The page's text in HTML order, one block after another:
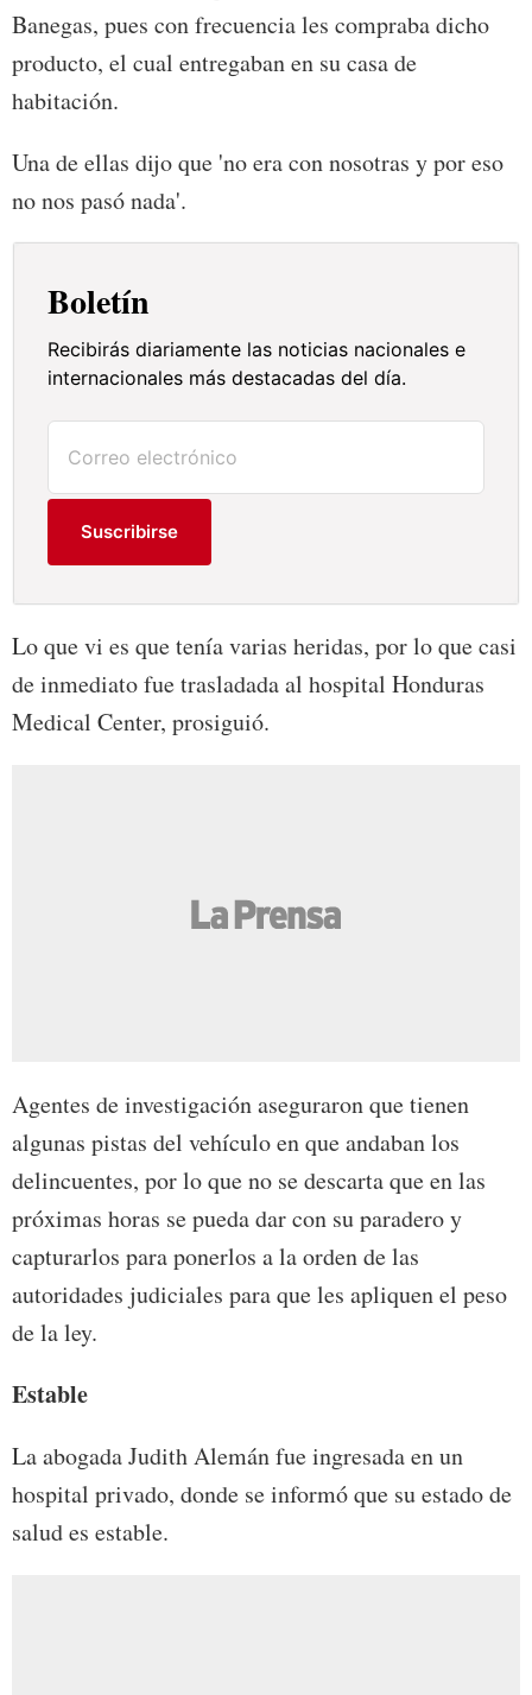
Banegas, pues con frecuencia les compraba dicho
producto, el cual entregaban en su casa de
habitación.
Una de ellas dijo que 'no era con nosotras y por eso
no nos pasó nada'.
Boletín
Recibirás diariamente las noticias nacionales e
internacionales más destacadas del día.
Suscribirse
Lo que vi es que tenía varias heridas, por lo que casi
de inmediato fue trasladada al hospital Honduras
Medical Center, prosiguió.
Agentes de investigación aseguraron que tienen
algunas pistas del vehículo en que andaban los
delincuentes, por lo que no se descarta que en las
próximas horas se pueda dar con su paradero y
capturarlos para ponerlos a la orden de las
autoridades judiciales para que les apliquen el peso
de la ley.
Estable
La abogada Judith Alemán fue ingresada en un
hospital privado, donde se informó que su estado de
salud es estable.